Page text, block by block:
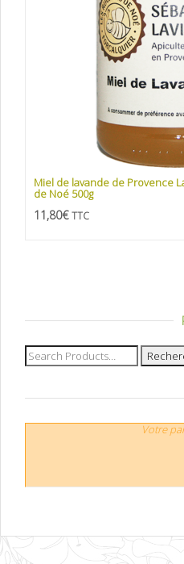
Miel de lavande de Provence
de Noé 500g
11,80€ TTC
Recherche
pour :
Votre